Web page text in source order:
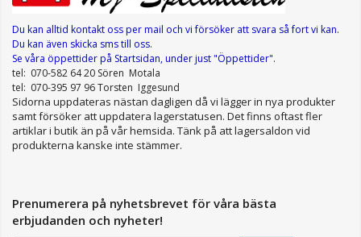
Du kan alltid kontakt oss per mail och vi försöker att svara så fort vi kan.
Du kan även skicka sms till oss.
Se våra öppettiderpå Startsidan, under just "Öppettider".
tel: 070-582 64 20 Sören Motala
tel: 070-395 97 96 Torsten Iggesund
Sidorna uppdateras nästan dagligen då vi lägger in nya produkter
samt försöker att uppdatera lagerstatusen. Det finns oftast fler
artiklar i butik än på vår hemsida. Tänk på att lagersaldon vid
produkterna kanske inte stämmer.
Prenumerera på nyhetsbrevet för våra bästa
erbjudanden och nyheter!